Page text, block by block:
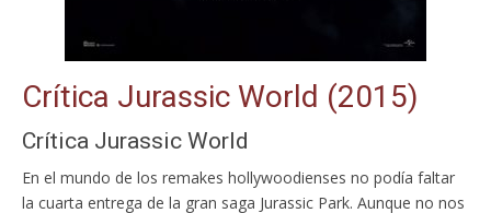
Crítica Jurassic World (2015)
Crítica Jurassic World
En el mundo de los remakes hollywoodienses no podía faltar
la cuarta entrega de la gran saga Jurassic Park. Aunque no nos